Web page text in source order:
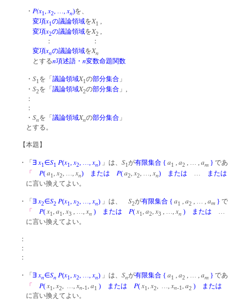
・ P(x1 x2 xn)を、
変項x1の議論領域をX1 ,
変項x2の議論領域をX2
： ：
変項xnの議論領域をXn
とするn項述語・ n変数命題関数
・ S1 を「 議論領域X1の部分集合 」
・ S2を「 議論領域X2の部分集合 」,
：
：
・ Snを「議論領域Xnの部分集合 」
とする。
【本題】
・「 ∃x1 ∈S1 P(x1,x2, …,xn) 」は、 S1 が有限集合 { a1 , a2 , … , am } で
「
P( a1 x2 xn) または P( a2 x2 xn) または
または
に言い換えてよい。
・「∃ x2∈S2 P(x1 x2 xn) 」は、 S2が有限集合 { a1 a2 am }
「
P(x1, a1,x3 , …,xn ) または P(x1, a2,x3 , …,xn ) または
に言い換えてよい。
：
：
：
・「 ∃ xn∈Sn P(x1 x2 xn) 」は、 Snが有限集合 { a1 a2 am } で
「
P( x1 x2 xn-1 a1 ) または P( x1 x2 xn-1 a2 ) または
に言い換えてよい。